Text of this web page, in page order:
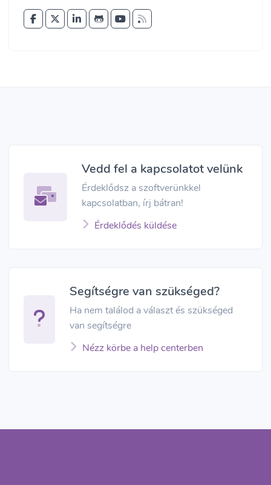
Vedd fel a kapcsolatot velünk
Érdeklődsz a szoftverünkkel
kapcsolatban, írj bátran!
Érdeklődés küldése
Segítségre van szükséged?
Ha nem találod a választ és szükséged
van segítségre
Nézz körbe a help centerben